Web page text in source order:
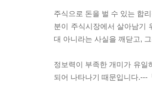
주가의 속성 - 추세
주가의 속성 - 역추세
주가의 속성 - 지지와 저항
지지와 저항의 기준점 - 주요
지지와 저항의 기준점 - 시가,
주식으로 돈을 벌 수 있는 합
분이 주식시장에서 살아남기
대 아니라는 사실을 깨닫고,
정보력이 부족한 개미가 유일
되어 나타나기 때문입니다.---